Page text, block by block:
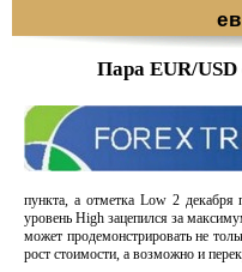
Пара EUR/
пункта, а отметка Low 2 декабря
уровень High зацепился за
может продемонстрировать не
рост стоимости, а возможно и